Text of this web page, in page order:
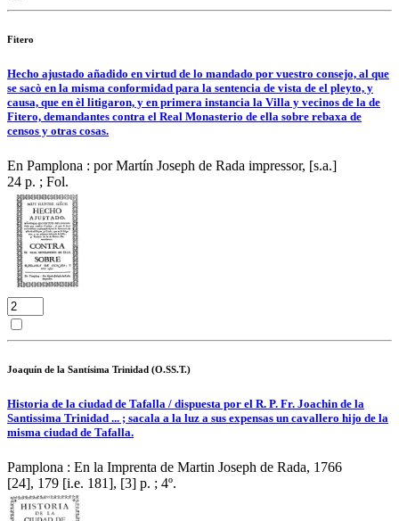
Fitero
Hecho ajustado añadido en virtud de lo mandado por vuestro consejo, al que
se sacò en la misma conformidad para la sentencia de vista de el pleyto, y
causa, que en èl litigaron, y en primera instancia la Villa y vecinos de la de
Fitero, demandantes contra el Real Monasterio de ella sobre rebaxa de
censos y otras cosas.
En Pamplona : por Martín Joseph de Rada impressor, [s.a.]
24 p. ; Fol.
Joaquín de la Santísima Trinidad (O.SS.T.)
Historia de la ciudad de Tafalla / dispuesta por el R. P. Fr. Joachin de la
Santissima Trinidad ... ; sacala a la luz a sus expensas un cavallero hijo de la
misma ciudad de Tafalla.
Pamplona : En la Imprenta de Martin Joseph de Rada, 1766
[24], 179 [i.e. 181], [3] p. ; 4º.